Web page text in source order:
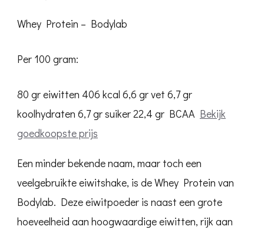
Whey Protein – Bodylab
Per 100 gram:
80 gr eiwitten 406 kcal 6,6 gr vet 6,7 gr
koolhydraten 6,7 gr suiker22,4 gr BCAA Bekijk
goedkoopste prijs
Een minder bekende naam, maar toch een
veelgebruikte eiwitshake, is de Whey Protein van
Bodylab. Deze eiwitpoeder is naast een grote
hoeveelheid aan hoogwaardige eiwitten, rijk aan